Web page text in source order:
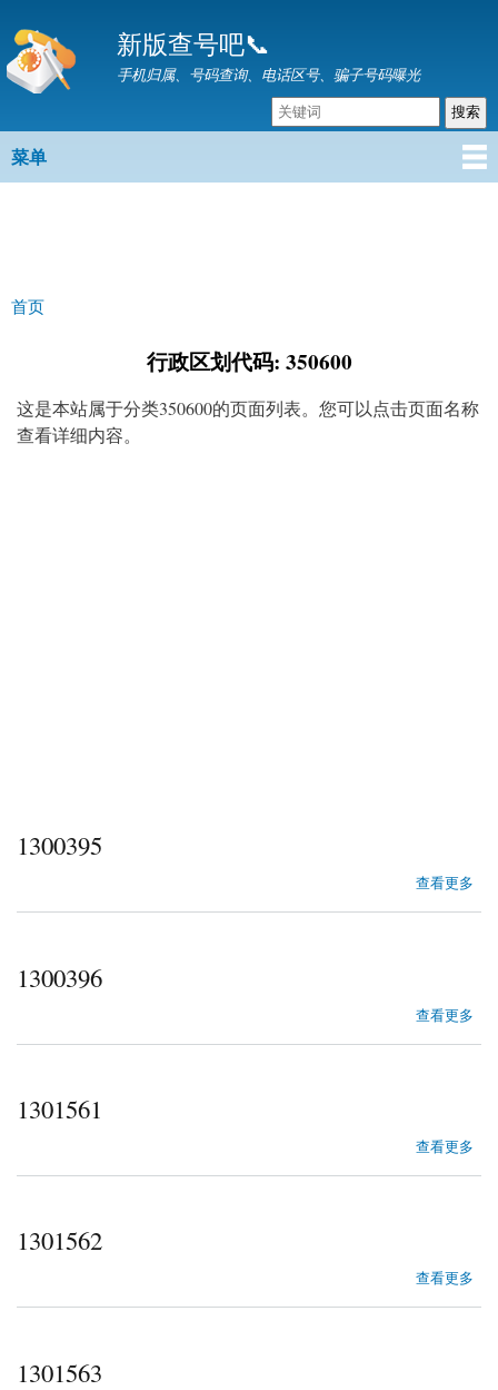
转
到
要
容
新版查号吧📞
手机归属、号码查询、电话区号、骗子号码曝光
主菜单
菜单
你在这里
首页
行政区划代码: 350600
这是本站属于分类350600的页面列表。您可以点击页面名称
查看详细内容。
1300395
查看更多
1300396
查看更多
1301561
查看更多
1301562
查看更多
1301563